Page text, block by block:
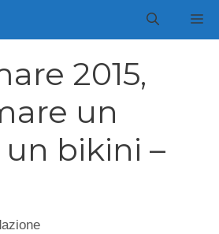
2015,
un
bikini –